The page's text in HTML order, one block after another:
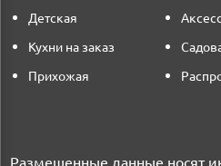
Детская
Кухни на заказ
Прихожая
Размещенные данные носят